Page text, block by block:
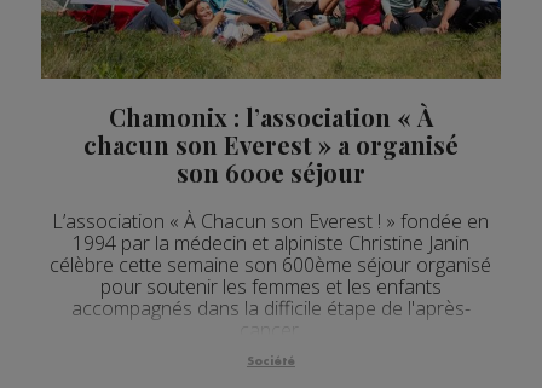
Chamonix : l’association « À
chacun son Everest » a organisé
son 600e séjour
L’association « À Chacun son Everest ! » fondée en
1994 par la médecin et alpiniste Christine Janin
célèbre cette semaine son 600ème séjour organisé
pour soutenir les femmes et les enfants
accompagnés dans la difficile étape de l'après-
Société